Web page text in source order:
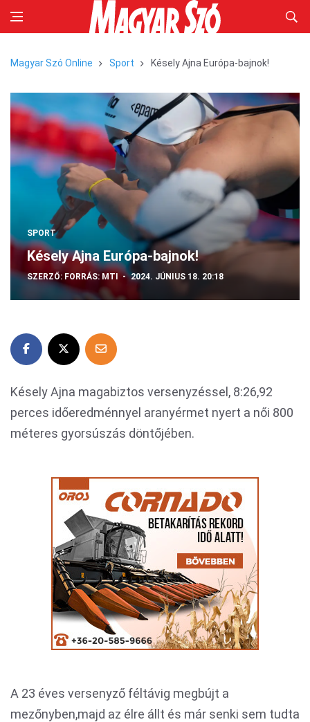
Magyar Szó Online Sport Késely Ajna Európa-bajnok!
SPORT
Késely Ajna Európa-bajnok!
SZERZŐ: FORRÁS: MTI 2024. JÚNIUS 18. 20:18
Késely Ajna magabiztos versenyzéssel, 8:26,92
perces időeredménnyel aranyérmet nyert a női 800
méteres gyorsúszás döntőjében.
A 23 éves versenyző féltávig megbújt a
mezőnyben,majd az élre állt és már senki sem tudta